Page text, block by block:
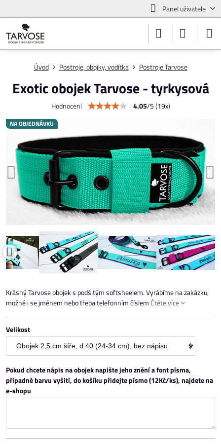
Panel uživatele
NA OBJEDNÁVKU
Úvod Postroje, obojky, vodítka Postroje Tarvose
Exotic obojek Tarvose - tyrkysová
Hodnocení 4.05/5(19x)
Krásný Tarvose obojek s podšitým softsheelem. Vyrábíme na zakázku,
možné i se jménem nebo třeba telefonním číslemČtěte více
Velikost
Pokud chcete nápis na obojek napište jeho znění a font písma,
případně barvu vyšití, do košíku přidejte písmo (12Kč/ks), najdete na
e-shopu